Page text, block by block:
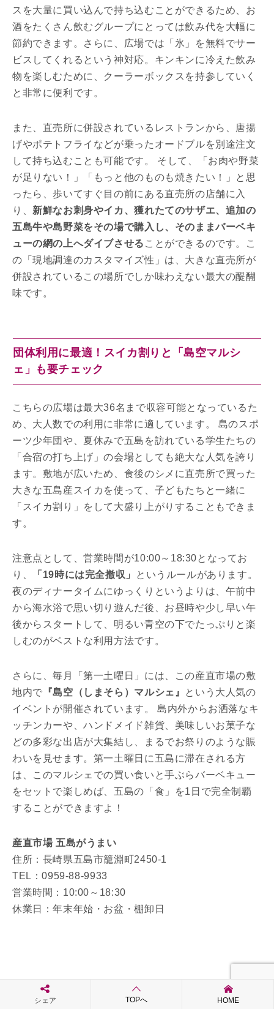
スを大量に買い込んで持ち込むことができるため、お
酒をたくさん飲むグループにとっては飲み代を大幅に
節約できます。さらに、広場では「氷」を無料でサー
ビスしてくれるという神対応。キンキンに冷えた飲み
物を楽しむために、クーラーボックスを持参していく
と非常に便利です。
また、直売所に併設されているレストランから、唐揚
げやポテトフライなどが乗ったオードブルを別途注文
して持ち込むことも可能です。 そして、「お肉や野菜
が足りない！」「もっと他のものも焼きたい！」と思
ったら、歩いてすぐ目の前にある直売所の店舗に入
り、 新鮮なお刺身やイカ、獲れたてのサザエ、追加の
五島牛や島野菜をその場で購入し、そのままバーベキ
ューの網の上へダイブさせる ことができるのです。こ
の「現地調達のカスタマイズ性」は、大きな直売所が
併設されているこの場所でしか味わえない最大の醍醐
味です。
団体利用に最適！スイカ割りと「島空マルシ
ェ」も要チェック
こちらの広場は最大36名まで収容可能となっているた
め、大人数での利用に非常に適しています。 島のスポ
ーツ少年団や、夏休みで五島を訪れている学生たちの
「合宿の打ち上げ」の会場としても絶大な人気を誇り
ます。敷地が広いため、食後のシメに直売所で買った
大きな五島産スイカを使って、子どもたちと一緒に
「スイカ割り」をして大盛り上がりすることもできま
す。
注意点として、営業時間が10:00～18:30となってお
り、
「19時には完全撤収」
というルールがあります。
夜のディナータイムにゆっくりというよりは、午前中
から海水浴で思い切り遊んだ後、お昼時や少し早い午
後からスタートして、明るい青空の下でたっぷりと楽
しむのがベストな利用方法です。
さらに、毎月「第一土曜日」には、この産直市場の敷
地内で 『島空（しまそら）マルシェ』 という大人気の
イベントが開催されています。 島内外からお洒落なキ
ッチンカーや、ハンドメイド雑貨、美味しいお菓子な
どの多彩な出店が大集結し、まるでお祭りのような賑
わいを見せます。第一土曜日に五島に滞在される方
は、このマルシェでの買い食いと手ぶらバーベキュー
をセットで楽しめば、五島の「食」を1日で完全制覇
することができますよ！
産直市場 五島がうまい
住所：長崎県五島市籠淵町2450-1
TEL：0959-88-9933
営業時間：10:00～18:30
休業日：年末年始・お盆・棚卸日
シェア TOPへ HOME